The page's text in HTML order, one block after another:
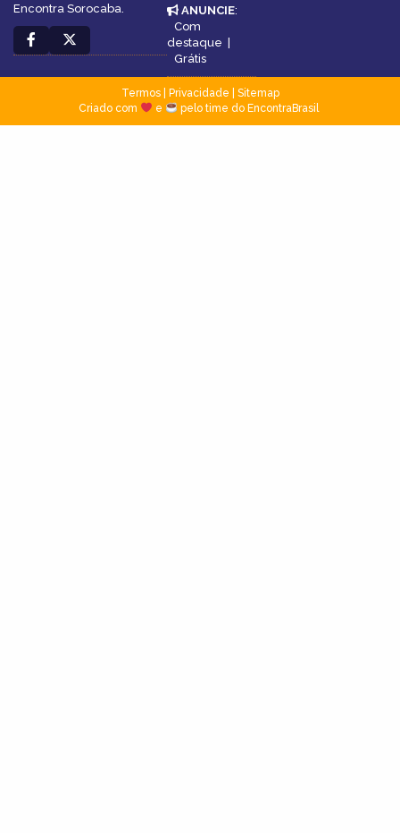
Encontra Sorocaba.
ANUNCIE:
Com
destaque |
Grátis
Termos| Privacidade
Sitemap
Criado com
e pelo time do EncontraBrasil